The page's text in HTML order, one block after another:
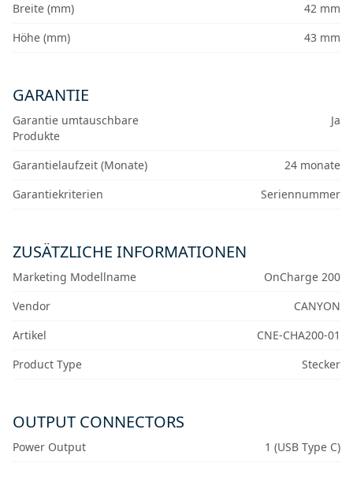
Breite (mm)
42 mm
Höhe (mm)
43 mm
GARANTIE
Garantie umtauschbare
Produkte
Ja
Garantielaufzeit (Monate)
24 monate
Garantiekriterien
Seriennummer
ZUSÄTZLICHE INFORMATIONEN
Marketing Modellname
OnCharge 200
Vendor
CANYON
Artikel
CNE-CHA200-01
Product Type
Stecker
OUTPUT CONNECTORS
Power Output 1 (USB Type C)